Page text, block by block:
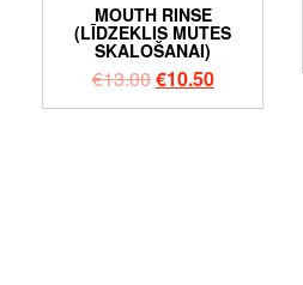
MOUTH RINSE
(LĪDZEKLIS MUTES
SKALOŠANAI)
€13.00€10.50